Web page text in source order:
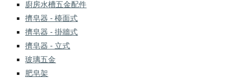
廚房水槽五金配件
擠皂器 - 檯面式
擠皂器 - 掛牆式
擠皂器 - 立式
玻璃五金
肥皂架